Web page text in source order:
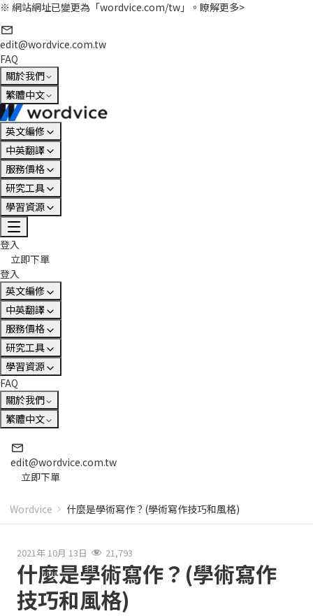
※ 網站網址已變更為「wordvice.com/tw」。 瞭解更多>
edit@wordvice.com.tw
FAQ
關於我們
繁體中文
英文編修
中英翻譯
服務價格
研究工具
學習資源
登入
立即下單
登入
英文編修
中英翻譯
服務價格
研究工具
學習資源
FAQ
關於我們
繁體中文
edit@wordvice.com.tw
立即下單
Wordvice 什麼是學術寫作？(學術寫作技巧和風格)
2021年 10月 13日 21,793
什麼是學術寫作？(學術寫作
技巧和風格)